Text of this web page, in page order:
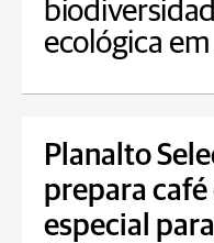
ecológica em
Planalto
prepara café
especial